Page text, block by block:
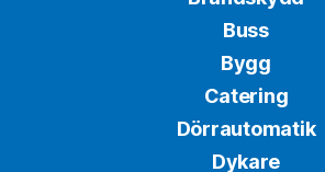
Buss
Bygg
Catering
Dörrautomatik
Dykare